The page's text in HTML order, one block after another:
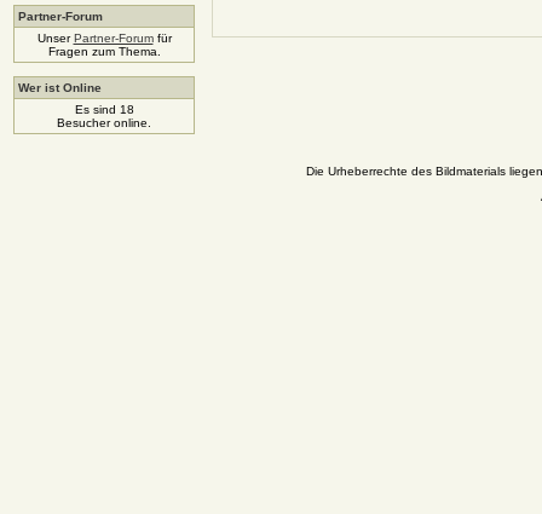
Partner-Forum
UnserPartner-Forumfür
Fragen zum Thema.
Wer ist Online
Es sind 18
Besucher online.
Die Urheberrechte des Bildmaterials